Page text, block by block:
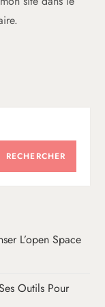
RECHERCHER
L’open Space
Outils Pour